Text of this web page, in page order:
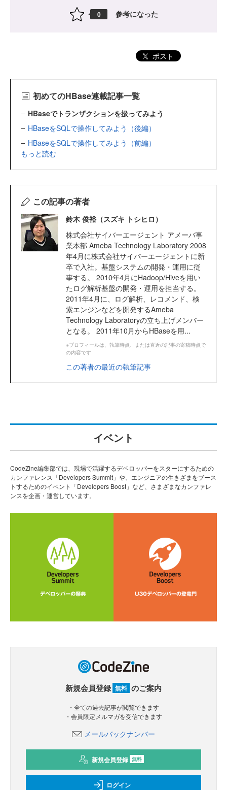
0 参考になった
ポスト
初めてのHBase連載記事一覧
HBaseでトランザクションを扱ってみよう
HBaseをSQLで操作してみよう（後編）
HBaseをSQLで操作してみよう（前編）
もっと読む
この記事の著者
鈴木 俊裕（スズキ トシヒロ）
株式会社サイバーエージェント アメーバ事
業本部 Ameba Technology Laboratory 2008
年4月に株式会社サイバーエージェントに新
卒で入社。基盤システムの開発・運用に従
事する。 2010年4月にHadoop/Hiveを用い
たログ解析基盤の開発・運用を担当する。
2011年4月に、ログ解析、レコメンド、検
索エンジンなどを開発するAmeba
Technology Laboratoryの立ち上げメンバー
となる。 2011年10月からHBaseを用...
※プロフィールは、執筆時点、または直近の記事の寄稿時点で
の内容です
この著者の最近の執筆記事
イベント
CodeZine編集部では、現場で活躍するデベロッパーをスターにするための
カンファレンス「Developers Summit」や、エンジニアの生きざまをブース
トするためのイベント「Developers Boost」など、さまざまなカンファレ
ンスを企画・運営しています。
新規会員登録 無料 のご案内
・全ての過去記事が閲覧できます
・会員限定メルマガを受信できます
メールバックナンバー
新規会員登録 無料
ログイン